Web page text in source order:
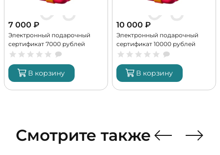
7 000 ₽
Электронный подарочный
сертификат 7000 рублей
В корзину
10 000 ₽
Электронный подарочный
сертификат 10000 рублей
В корзину
Смотрите также